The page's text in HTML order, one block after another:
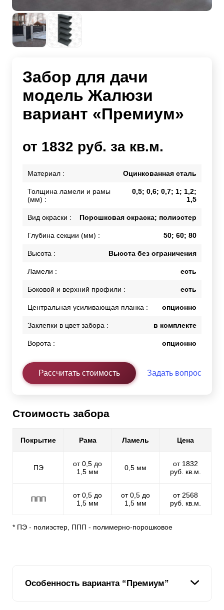
Забор для дачи
модель Жалюзи
вариант «Премиум»
от 1832 руб. за кв.м.
Материал : Оцинкованная сталь
Толщина ламели и рамы
(мм) :
0,5; 0,6; 0,7; 1; 1,2;
1,5
Вид окраски : Порошковая окраска; полиэстер
Глубина секции (мм) : 50; 60; 80
Высота : Высота без ограничения
Ламели : есть
Боковой и верхний профили : есть
Центральная усиливающая планка : опционно
Заклепки в цвет забора : в комплекте
Ворота : опционно
Рассчитать стоимость Задать вопрос
Стоимость забора
Покрытие Рама Ламель Цена
ПЭ
от 0,5 до
1,5 мм
0,5 мм
от 1832
руб. кв.м.
ППП
от 0,5 до
1,5 мм
от 0,5 до
1,5 мм
от 2568
руб. кв.м.
* ПЭ - полиэстер, ППП - полимерно-порошковое
Особенность варианта “Премиум”